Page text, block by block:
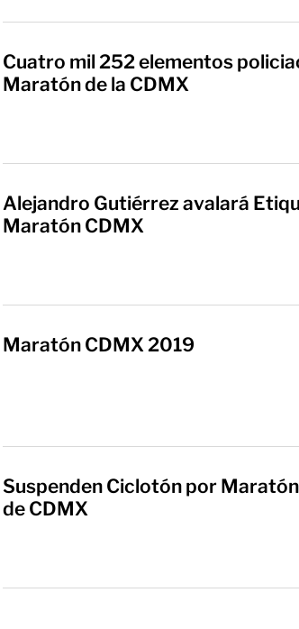
Cuatro mil 252 elementos
Maratón de la CDMX
Alejandro Gutiérrez avalará
Maratón CDMX
Maratón CDMX 2019
Suspenden Ciclotón por
de CDMX